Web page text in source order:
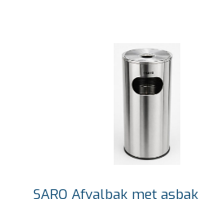
SARO Afvalbak met